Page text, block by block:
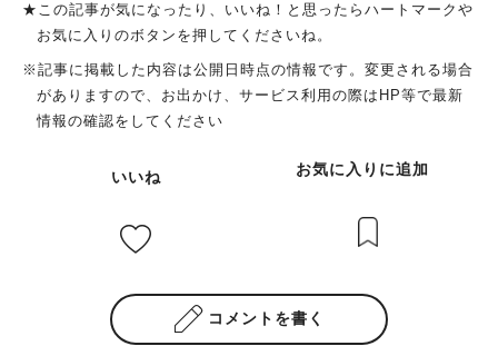
★この記事が気になったり、いいね！と思ったらハートマークや
お気に入りのボタンを押してくださいね。
※記事に掲載した内容は公開日時点の情報です。変更される場合
がありますので、お出かけ、サービス利用の際はHP等で最新
情報の確認をしてください
いいね お気に入りに追加
コメントを書く